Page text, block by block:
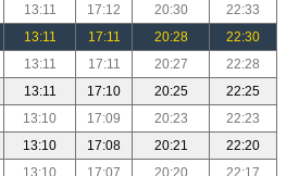
13:11 17:12 20:30
22:33
13:11 17:11 20:28
22:30
13:11 17:11 20:27
22:28
13:11 17:10 20:25
22:25
13:10 17:09 20:23
22:23
13:10 17:08 20:21
22:20
13:10 17:07 20:20 22:17